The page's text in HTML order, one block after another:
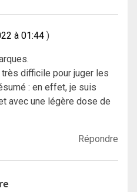
à 01:44
très difficile pour juger les
: en effet, je suis
avec une légère dose de
Répondre